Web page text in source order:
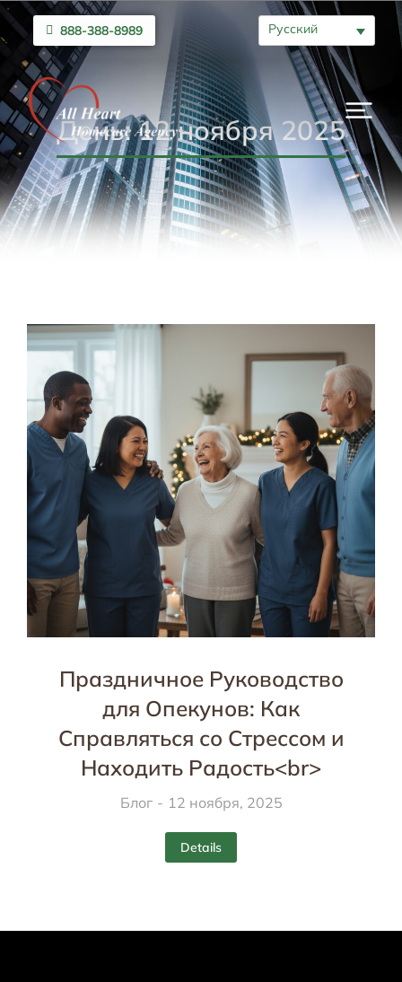
888-388-8989 Русский
День: 12 ноября 2025
Праздничное Руководство
для Опекунов: Как
Справляться со Стрессом и
Находить Радость<br>
Блог 12 ноября, 2025
Details